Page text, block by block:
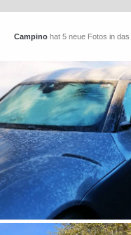
Campino hat 5 neue Fotos in das